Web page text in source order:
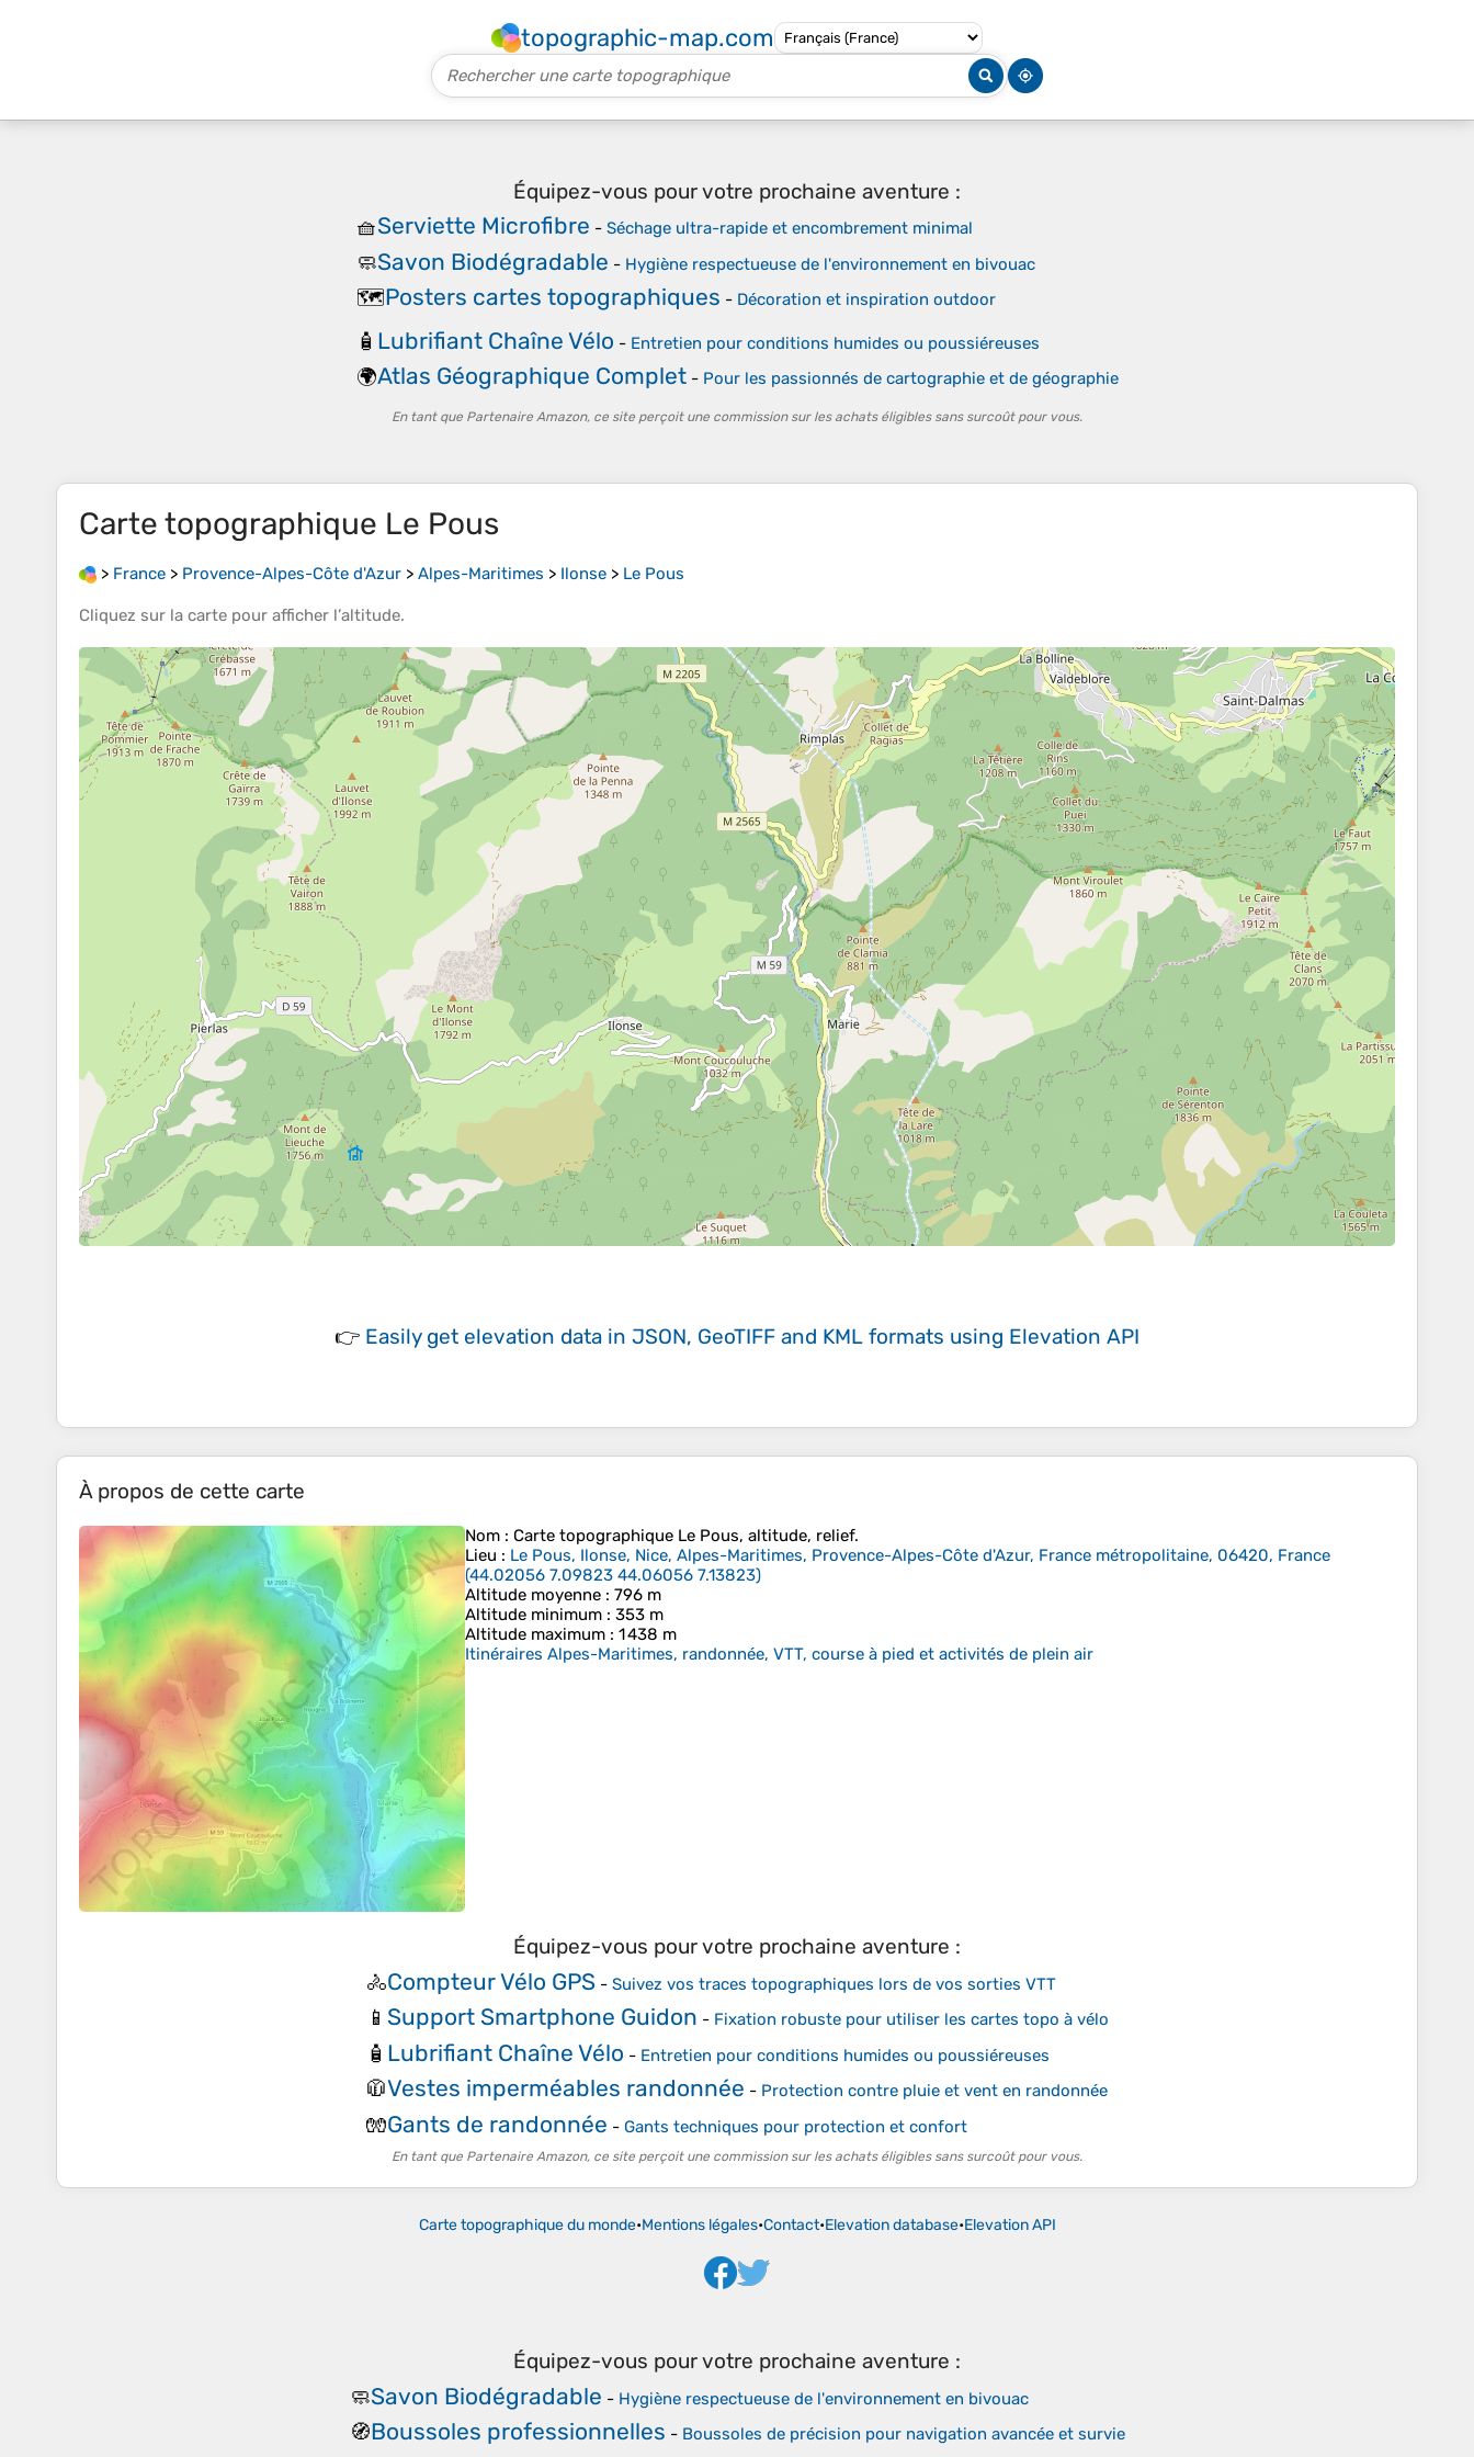
topographic-map.com
Équipez-vous pour votre prochaine aventure :
🧺Serviette Microfibre - Séchage ultra-rapide et encombrement minimal
🧼Savon Biodégradable - Hygiène respectueuse de l'environnement en bivouac
🗺️Posters cartes topographiques - Décoration et inspiration outdoor
🧴 Lubrifiant Chaîne Vélo - Entretien pour conditions humides ou poussiéreuses
🌍Atlas Géographique Complet- Pour les passionnés de cartographie et de géographie
En tant que Partenaire Amazon, ce site perçoit une commission sur les achats éligibles sans surcoût pour vous.
Carte topographique Le Pous
> France > Provence-Alpes-Côte d'Azur > Alpes-Maritimes > Ilonse > Le Pous
Cliquez sur la carte pour afficher l’altitude.
👉 Easily get elevation data in JSON, GeoTIFF and KML formats using Elevation API
À propos de cette carte
Nom : Carte topographique Le Pous, altitude, relief.
Lieu : Le Pous, Ilonse, Nice, Alpes-Maritimes, Provence-Alpes-Côte d'Azur, France métropolitaine, 06420, France
(44.02056 7.09823 44.06056 7.13823)
Altitude moyenne : 796 m
Altitude minimum : 353 m
Altitude maximum : 1 438 m
Itinéraires Alpes-Maritimes, randonnée, VTT, course à pied et activités de plein air
Équipez-vous pour votre prochaine aventure :
🚴Compteur Vélo GPS - Suivez vos traces topographiques lors de vos sorties VTT
📱 Support Smartphone Guidon - Fixation robuste pour utiliser les cartes topo à vélo
🧴 Lubrifiant Chaîne Vélo - Entretien pour conditions humides ou poussiéreuses
🧥Vestes imperméables randonnée - Protection contre pluie et vent en randonnée
🧤Gants de randonnée - Gants techniques pour protection et confort
En tant que Partenaire Amazon, ce site perçoit une commission sur les achats éligibles sans surcoût pour vous.
Carte topographique du monde•Mentions légales•Contact•Elevation database•Elevation API
Équipez-vous pour votre prochaine aventure :
🧼Savon Biodégradable - Hygiène respectueuse de l'environnement en bivouac
🧭Boussoles professionnelles - Boussoles de précision pour navigation avancée et survie